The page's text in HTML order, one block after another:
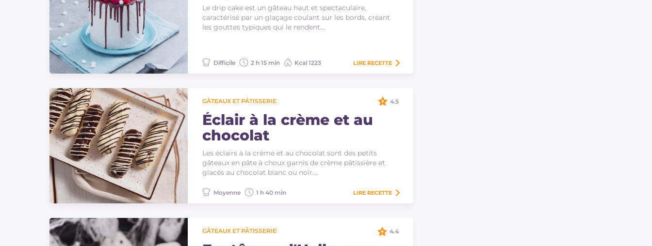
Le drip cake est un gâteau haut et spectaculaire,
caractérisé par un glaçage coulant sur les bords, créant
les gouttes typiques qui le rendent…
Difficile 2 h 15 min Kcal 1223 LIRE RECETTE
GÂTEAUX ET PÂTISSERIE
Éclair à la crème et au
chocolat
Les éclairs à la crème et au chocolat sont des petits
gâteaux en pâte à choux garnis de crème pâtissière et
glacés au chocolat blanc ou noir.…
4.5
Moyenne 1 h 40 min LIRE RECETTE
GÂTEAUX ET PÂTISSERIE 4.4